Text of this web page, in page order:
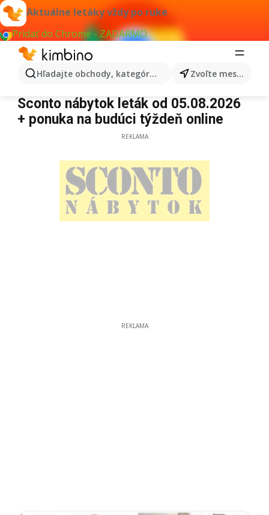
Aktuálne letáky vždy po ruke
Pridať do Chrome - ZADARMO
Hľadajte obchody, kategórie, produkty... Zvoľte mesto
Sconto nábytok
Sconto nábytok leták od 05.08.2026
+ ponuka na budúci týždeň online
REKLAMA
REKLAMA